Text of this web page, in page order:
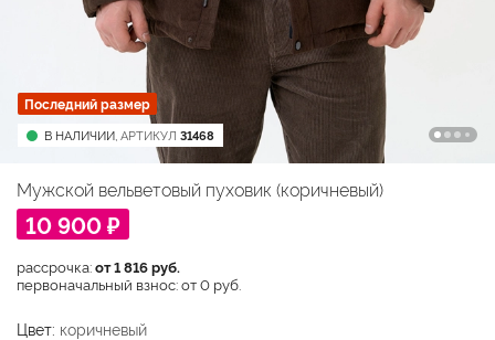
Последний размер
В НАЛИЧИИ, АРТИКУЛ 31468
Мужской вельветовый пуховик (коричневый)
10 900 ₽
рассрочка:от 1 816 руб.
первоначальный взнос: от 0 руб.
Цвет: коричневый